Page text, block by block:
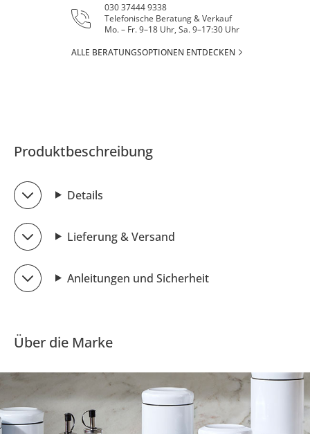
030 37444 9338
Telefonische Beratung & Verkauf
Mo. – Fr. 9–18 Uhr, Sa. 9–17:30 Uhr
ALLE BERATUNGSOPTIONEN ENTDECKEN
Produktbeschreibung
Details
Lieferung & Versand
Anleitungen und Sicherheit
Über die Marke